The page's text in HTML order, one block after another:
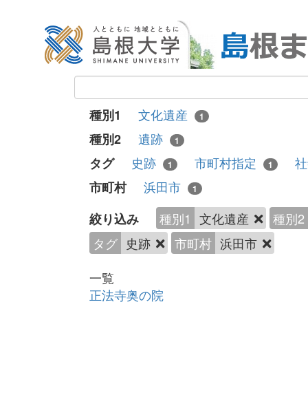
種別1 文化遺産 1
種別2 遺跡 1
タグ 史跡 1 市町村指定 1
市町村
浜田市 1
絞り込み 種別1 文化遺産
種別2
タグ 史跡 市町村 浜田市
一覧
正法寺奥の院